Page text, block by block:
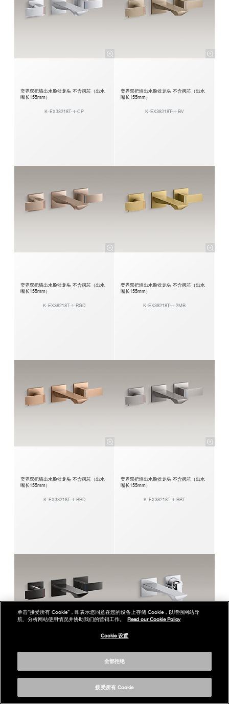
奕界双把墙出水脸盆龙头 不含阀芯（出水
嘴长155mm）
K-EX38218T-4-CP
奕界双把墙出水脸盆龙头 不含阀芯（出水
嘴长155mm）
K-EX38218T-4-BV
奕界双把墙出水脸盆龙头 不含阀芯（出水
嘴长155mm）
K-EX38218T-4-RGD
奕界双把墙出水脸盆龙头 不含阀芯（出水
嘴长155mm）
K-EX38218T-4-2MB
奕界双把墙出水脸盆龙头 不含阀芯（出水
嘴长155mm）
K-EX38218T-4-BRD
奕界双把墙出水脸盆龙头 不含阀芯（出水
嘴长155mm）
K-EX38218T-4-BRT
嘴长155mm）
嘴长200mm）
单击“接受所有 Cookie”，即表示您同意在您的设备上存储 Cookie，以增强网站导
航、分析网站使用情况并协助我们的营销工作。
Read our Cookie Policy
Cookie 设置
全部拒绝
接受所有 Cookie